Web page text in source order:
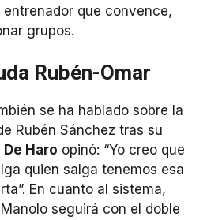
entrenador que convence,
grupos.
Rubén-Omar
se ha hablado sobre la
Rubén Sánchez tras su
De Haro opinó: “Yo creo que
quien salga tenemos esa
En cuanto al sistema,
seguirá con el doble